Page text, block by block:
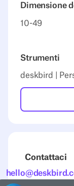
Dimensione
10-49
Strumenti
deskbird |
Contattaci